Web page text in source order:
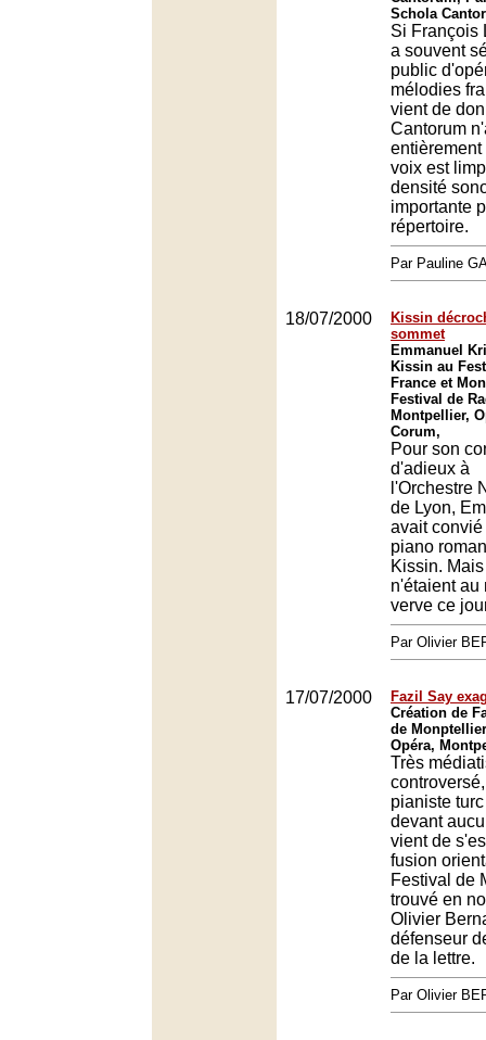
Schola
Si François
a souvent
public
mélodies
vient de
Cantorum
voix est
densité
importante
répertoire.
Par Pauline
18/07/2000
Kissin
sommet
Emmanuel
Kissin au
France et
Festival de
Montpellier,
Corum,
Pour son
d'adieux à
l'Orchestre
de Lyon,
avait
piano
Kissin.
n'étaient au
verve ce
Par Olivier
17/07/2000
Fazil Say
Création de
de
Opéra,
Très
pianiste
devant
vient de
fusion
Festival de
trouvé en
Olivier
défenseur
de la lettre.
Par Olivier